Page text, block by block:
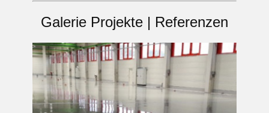
Galerie Projekte | Referenzen